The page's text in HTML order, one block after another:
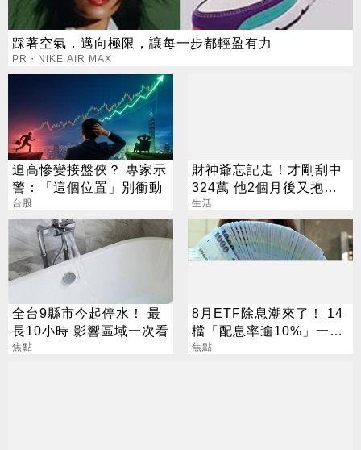
踩著空氣，邁向極限，讓每一步都輕盈有力
PR・NIKE AIR MAX
追高慘變接盤俠？ 專家示
警：「這個位置」別衝動
台股
財神爺忘記走！才剛刮中
324萬 他2個月後又抱回
3243萬
生活
全台9縣市今起停水！ 最
長10小時 影響區域一次看
焦點
8月ETF除息潮來了！ 14
檔「配息率逾10%」一次
看
焦點